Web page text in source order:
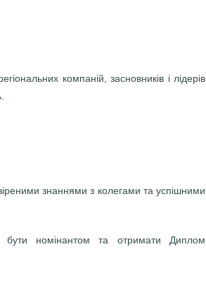
компаній, засновників і лідерів
знаннями з колегами та успішними
бути номінантом та отримати Диплом